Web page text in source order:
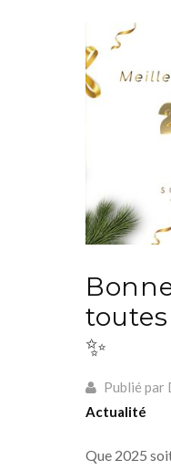
✨
Publié par
Actualité
Que 2025